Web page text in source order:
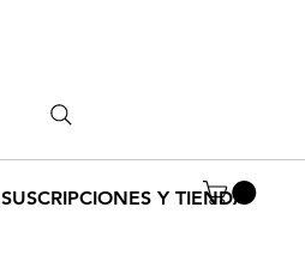
SUSCRIPCIONES Y TIENDA